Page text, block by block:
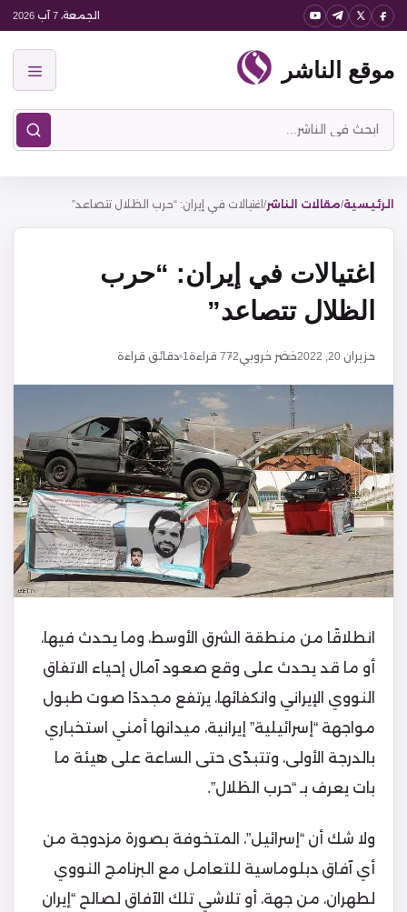
انتقل
المحتوى
الجمعة، 7 آب 2026
موقع الناشر
ابحث
في
الناشر
الرئيسية/مقالات الناشر/ اغتيالات في إيران: “حرب الظلال تتصاعد”
اغتيالات في إيران: “حرب
الظلال تتصاعد”
حزيران 20, 2022 خضر خروبي772 قراءة1 دقائق قراءة
انطلاقًا من منطقة الشرق الأوسط، وما يحدث فيها،
أو ما قد يحدث على وقع صعود آمال إحياء الاتفاق
النووي الإيراني وانكفائها، يرتفع مجددًا صوت طبول
مواجهة “إسرائيلية” إيرانية، ميدانها أمني استخباري
بالدرجة الأولى، وتتبدّى حتى الساعة على هيئة ما
بات يعرف بـ “حرب الظلال”.
ولا شك أن “إسرائيل”، المتخوفة بصورة مزدوجة من
أي آفاق دبلوماسية للتعامل مع البرنامج النووي
لطهران، من جهة، أو تلاشي تلك الآفاق لصالح “إيران